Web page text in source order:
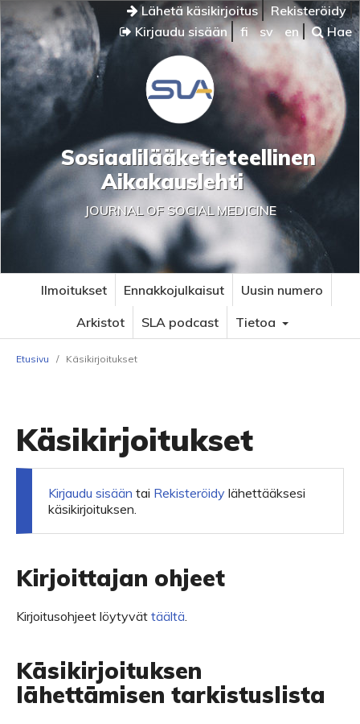
Lähetä käsikirjoitus
Rekisteröidy
Kirjaudu sisään
fi sv en Hae
Sosiaalilääketieteellinen
Aikakauslehti
JOURNAL OF SOCIAL MEDICINE
Ilmoitukset Ennakkojulkaisut
Uusin numero
Arkistot
SLA podcast Tietoa
Etusivu / Käsikirjoitukset
Käsikirjoitukset
Kirjaudu sisään tai Rekisteröidy lähettääksesi
käsikirjoituksen.
Kirjoittajan ohjeet
Kirjoitusohjeet löytyvät täältä.
Käsikirjoituksen
lähettämisen tarkistuslista